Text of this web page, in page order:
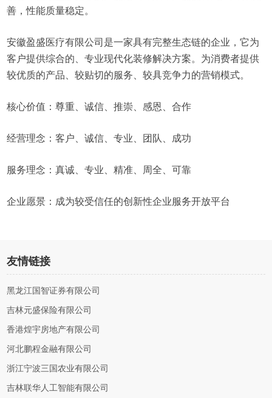
善，性能质量稳定。
安徽盈盛医疗有限公司是一家具有完整生态链的企业，它为
客户提供综合的、专业现代化装修解决方案。为消费者提供
较优质的产品、较贴切的服务、较具竞争力的营销模式。
核心价值：尊重、诚信、推崇、感恩、合作
经营理念：客户、诚信、专业、团队、成功
服务理念：真诚、专业、精准、周全、可靠
企业愿景：成为较受信任的创新性企业服务开放平台
友情链接
黑龙江国智证券有限公司
吉林元盛保险有限公司
香港煌宇房地产有限公司
河北鹏程金融有限公司
浙江宁波三国农业有限公司
吉林联华人工智能有限公司